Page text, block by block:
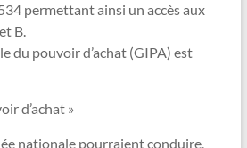
534 permettant ainsi un accès aux
B.
du pouvoir d’achat (GIPA) est
d’achat »
nationale pourraient conduire,